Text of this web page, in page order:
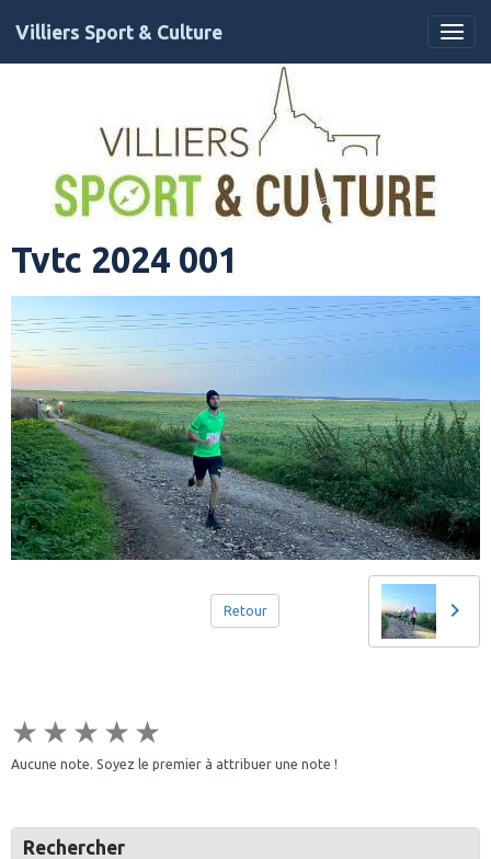
Villiers Sport & Culture
Tvtc 2024 001
Retour
★ ★ ★ ★ ★
Aucune note. Soyez le premier à attribuer une note !
Rechercher